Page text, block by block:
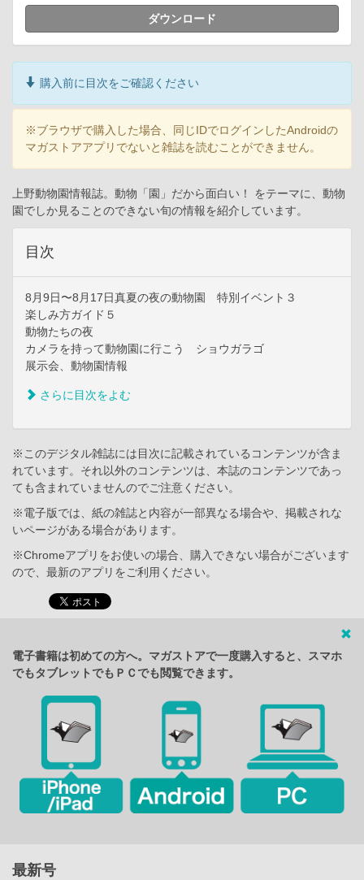
ダウンロード
購入前に目次をご確認ください
※ブラウザで購入した場合、同じIDでログインしたAndroidの
マガストアアプリでないと雑誌を読むことができません。
上野動物園情報誌。動物「園」だから面白い！ をテーマに、動物
園でしか見ることのできない旬の情報を紹介しています。
目次
8月9日〜8月17日真夏の夜の動物園 特別イベント３
楽しみ方ガイド５
動物たちの夜
カメラを持って動物園に行こう ショウガラゴ
展示会、動物園情報
さらに目次をよむ
※このデジタル雑誌には目次に記載されているコンテンツが含ま
れています。それ以外のコンテンツは、本誌のコンテンツであっ
ても含まれていませんのでご注意ください。
※電子版では、紙の雑誌と内容が一部異なる場合や、掲載されな
いページがある場合があります。
※Chromeアプリをお使いの場合、購入できない場合がございます
ので、最新のアプリをご利用ください。
電子書籍は初めての方へ。マガストアで一度購入すると、スマホ
でもタブレットでもＰＣでも閲覧できます。
最新号